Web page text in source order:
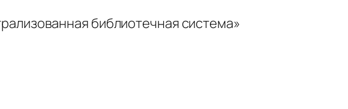
библиотечная система»